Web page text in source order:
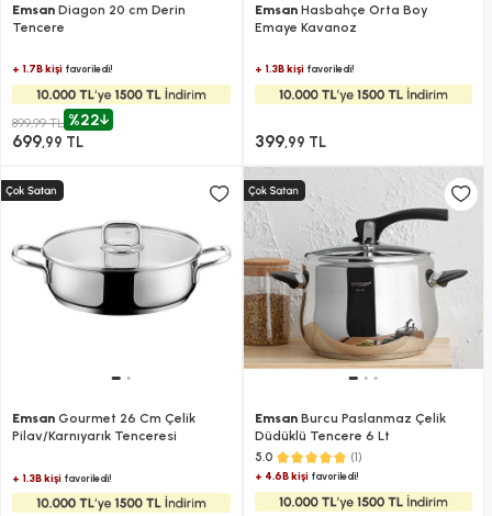
Emsan Diagon 20 cm Derin
Tencere
+ 1.7B kişi favoriledi!
899,99 TL %22
699,99 TL
EmsanHasbahçe Orta Boy
Emaye Kavanoz
+ 1.3B kişifavoriledi!
399,99 TL
Emsan Gourmet 26 Cm Çelik
Pilav/Karnıyarık Tenceresi
+ 1.3B kişi favoriledi!
EmsanBurcu Paslanmaz Çelik
Düdüklü Tencere​ 6 Lt
5.0 (1)
+ 4.6B kişifavoriledi!